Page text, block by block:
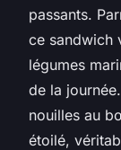
passants.
ce sandwich
légumes
de la
nouilles au
étoilé,